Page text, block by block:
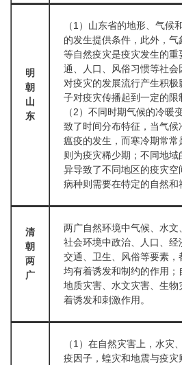
明
朝
山
东
（1）山东省的地形、气候
的发生提供条件，此外，
等自然疫灾是疫灾发生的
通、人口、风俗习惯等社
对疫灾的发展流行产生积极
子对疫灾传播起到一定的限
（2）不同时期气候的冷暖
致了时间分布特征，当气
瘟疫的发生，而寒冷期常常
则为疫灾稀少期；不同地
异导致了不同地区的疫灾
病种则需要在特定的自然和
清
朝
两
广
两广自然环境中气候、水文
社会环境中政治、人口、经
交通、卫生、风俗等要素，
均有着诱发和制约的作用；
地质灾害、水文灾害、生
着诱发和刺激作用。
（1）在自然灾害上，水灾
疫因子，蝗灾和地震与疫灾